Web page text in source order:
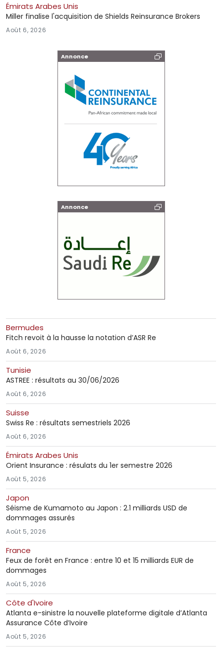
Émirats Arabes Unis
Miller finalise l'acquisition de Shields Reinsurance Brokers
Août 6, 2026
Annonce
Annonce
Bermudes
Fitch revoit à la hausse la notation d’ASR Re
Août 6, 2026
Tunisie
ASTREE : résultats au 30/06/2026
Août 6, 2026
Suisse
Swiss Re : résultats semestriels 2026
Août 6, 2026
Émirats Arabes Unis
Orient Insurance : résulats du 1er semestre 2026
Août 5, 2026
Japon
Séisme de Kumamoto au Japon : 2.1 milliards USD de
dommages assurés
Août 5, 2026
France
Feux de forêt en France : entre 10 et 15 milliards EUR de
dommages
Août 5, 2026
Côte d'Ivoire
Atlanta e-sinistre la nouvelle plateforme digitale d’Atlanta
Assurance Côte d’Ivoire
Août 5, 2026